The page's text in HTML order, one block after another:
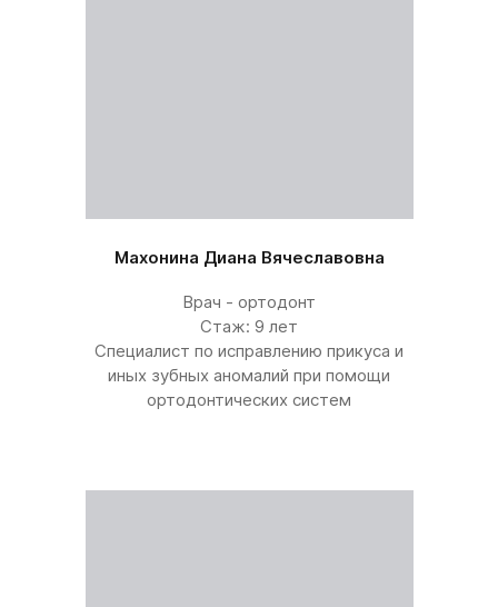
Махонина Диана Вячеславовна
Врач - ортодонт
Стаж: 9 лет
Специалист по исправлению прикуса и
иных зубных аномалий при помощи
ортодонтических систем